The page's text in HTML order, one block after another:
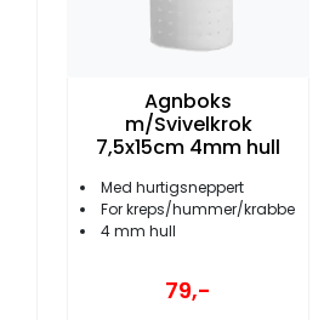
Agnboks
m/Svivelkrok
7,5x15cm 4mm hull
Med hurtigsneppert
For kreps/hummer/krabbe
4 mm hull
79,-